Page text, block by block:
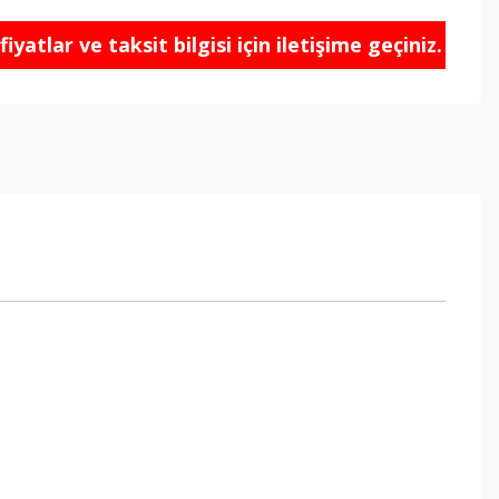
ve taksit bilgisi için iletişime geçiniz.